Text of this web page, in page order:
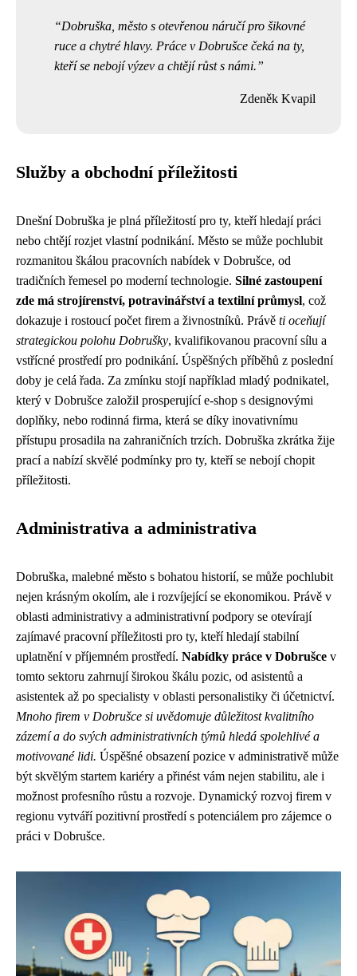
Dobruška, město s otevřenou náručí pro šikovné
ruce a chytré hlavy. Práce v Dobrušce čeká na ty,
kteří se nebojí výzev a chtějí růst s námi.
Zdeněk Kvapil
Služby a obchodní příležitosti
Dnešní Dobruška je plná příležitostí pro ty, kteří hledají práci
nebo chtějí rozjet vlastní podnikání. Město se může pochlubit
rozmanitou škálou pracovních nabídek v Dobrušce, od
tradičních řemesel po moderní technologie. Silné zastoupení
zde má strojírenství, potravinářství a textilní průmysl, což
dokazuje i rostoucí počet firem a živnostníků. Právě ti oceňují
strategickou polohu Dobrušky, kvalifikovanou pracovní sílu a
vstřícné prostředí pro podnikání. Úspěšných příběhů z poslední
doby je celá řada. Za zmínku stojí například mladý podnikatel,
který v Dobrušce založil prosperující e-shop s designovými
doplňky, nebo rodinná firma, která se díky inovativnímu
přístupu prosadila na zahraničních trzích. Dobruška zkrátka žije
prací a nabízí skvělé podmínky pro ty, kteří se nebojí chopit
příležitosti.
Administrativa a administrativa
Dobruška, malebné město s bohatou historií, se může pochlubit
nejen krásným okolím, ale i rozvíjející se ekonomikou. Právě v
oblasti administrativy a administrativní podpory se otevírají
zajímavé pracovní příležitosti pro ty, kteří hledají stabilní
uplatnění v příjemném prostředí. Nabídky práce v Dobrušce v
tomto sektoru zahrnují širokou škálu pozic, od asistentů a
asistentek až po specialisty v oblasti personalistiky či účetnictví.
Mnoho firem v Dobrušce si uvědomuje důležitost kvalitního
zázemí a do svých administrativních týmů hledá spolehlivé a
motivované lidi. Úspěšné obsazení pozice v administrativě může
být skvělým startem kariéry a přinést vám nejen stabilitu, ale i
možnost profesního růstu a rozvoje. Dynamický rozvoj firem v
regionu vytváří pozitivní prostředí s potenciálem pro zájemce o
práci v Dobrušce.